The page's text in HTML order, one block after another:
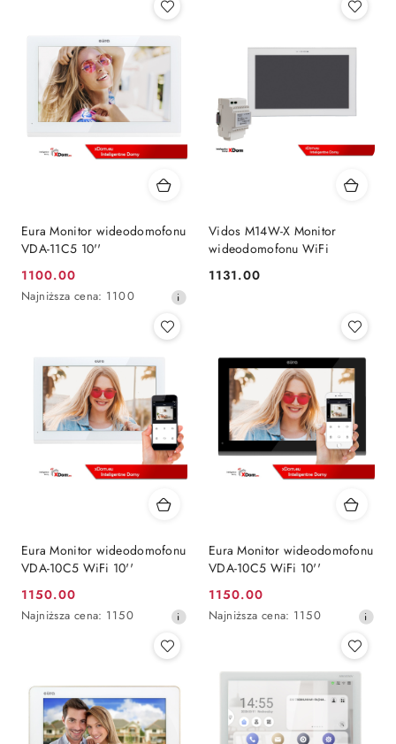
obniżką
Eura Monitor wideodomofonu
VDA-11C5 10''
Cena
promocyjna:
1100.00
Najniższa
przed
obniżką
Najniższa cena: 1100
Vidos M14W-X Monitor
wideodomofonu WiFi
Cena:
1131.00
Eura Monitor wideodomofonu
VDA-10C5 WiFi 10''
Cena
promocyjna:
1150.00
Najniższa
przed
obniżką
Najniższa cena: 1150
Eura Monitor wideodomofonu
VDA-10C5 WiFi 10''
Cena
promocyjna:
1150.00
Najniższa
obniżką
Najniższa cena: 1150